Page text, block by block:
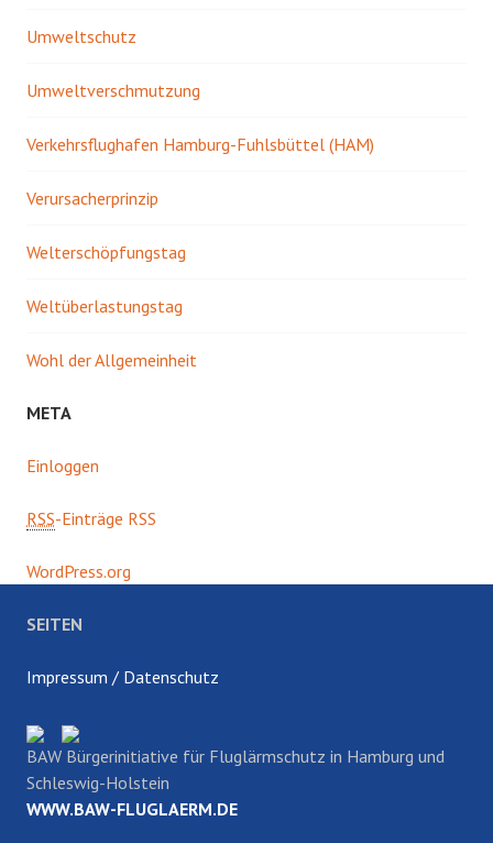
Umweltschutz
Umweltverschmutzung
Verkehrsflughafen Hamburg-Fuhlsbüttel (HAM)
Verursacherprinzip
Welterschöpfungstag
Weltüberlastungstag
Wohl der Allgemeinheit
META
Einloggen
RSS-Einträge RSS
WordPress.org
SEITEN
Impressum / Datenschutz
BAW Bürgerinitiative für Fluglärmschutz in Hamburg und
Schleswig-Holstein
WWW.BAW-FLUGLAERM.DE